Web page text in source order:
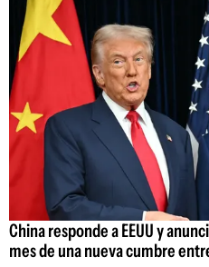
China responde a EEUU y
mes de una nueva cumbre